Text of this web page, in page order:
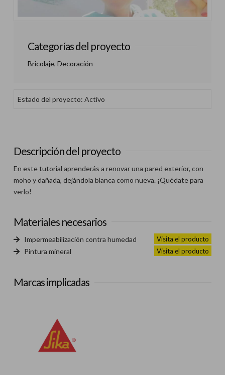
Categorías del proyecto
Bricolaje, Decoración
Estado del proyecto: Activo
Descripción del proyecto
En este tutorial aprenderás a renovar una pared exterior, con
moho y dañada, dejándola blanca como nueva. ¡Quédate para
verlo!
Materiales necesarios
Impermeabilización contra humedad Visita el producto
Pintura mineral Visita el producto
Marcas implicadas